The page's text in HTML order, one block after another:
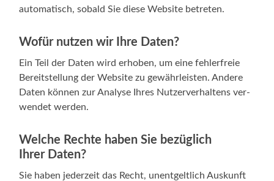
auto­ma­tisch, sobald Sie die­se Web­site betreten.
Wofür nutzen wir Ihre Daten?
Ein Teil der Daten wird erho­ben, um eine feh­ler­freie
Bereit­stel­lung der Web­site zu gewähr­leis­ten. Ande­re
Daten kön­nen zur Ana­ly­se Ihres Nut­zer­ver­hal­tens ver­
wen­det werden.
Welche Rechte haben Sie bezüglich
Ihrer Daten?
Sie haben jeder­zeit das Recht, unent­gelt­lich Aus­kunft